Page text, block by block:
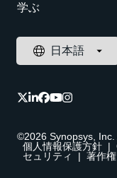
学ぶ
©2026 Synopsys, Inc.
個人情報保護方針 |
セュリティ
| 著作権